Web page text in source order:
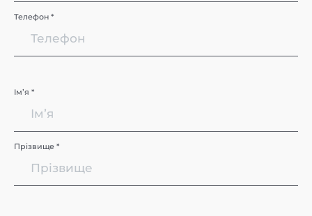
Телефон *
Імʼя *
Прізвище *